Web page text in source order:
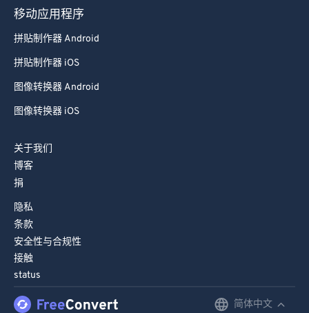
移动应用程序
拼贴制作器 Android
拼贴制作器 iOS
图像转换器 Android
图像转换器 iOS
关于我们
博客
捐
隐私
条款
安全性与合规性
接触
status
简体中文